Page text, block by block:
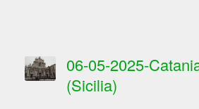
06-05-2025-
(Sicilia)